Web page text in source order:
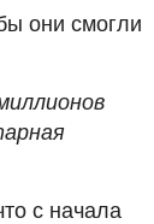
они смогли
с начала